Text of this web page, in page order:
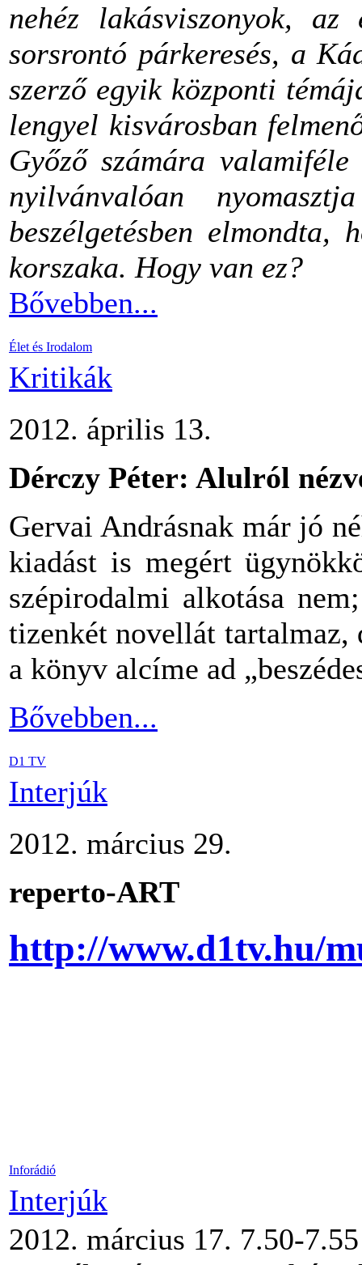
nehéz lakásviszonyok, az
sorsrontó párkeresés, a
szerző egyik központi
lengyel kisvárosban
Győző számára
nyilvánvalóan
beszélgetésben elmondta,
korszaka. Hogy van ez?
Bővebben...
Élet és Irodalom
Kritikák
2012. április 13.
Dérczy Péter: Alulról
Gervai Andrásnak már jó
kiadást is megért
szépirodalmi alkotása
tizenkét novellát tartalmaz,
a könyv alcíme ad
Bővebben...
D1 TV
Interjúk
2012. március 29.
reperto-ART
http://www.d1tv.hu/
Inforádió
Interjúk
2012. március 17. 7.50-7.55